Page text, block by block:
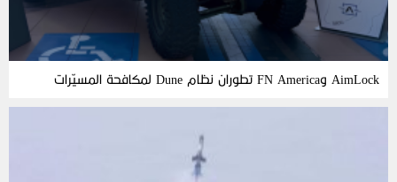
AimLock وFN America تطوران نظام Dune لمكافحة المسيّرات